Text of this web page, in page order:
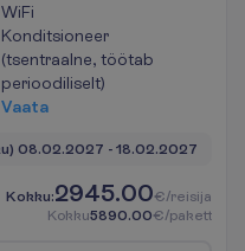
WiFi
Konditsioneer
(tsentraalne, töötab
perioodiliselt)
Vaata
08.02.2027 - 18.02.2027
Kokku:2945.00€/reisija
Kokku5890.00€/pakett